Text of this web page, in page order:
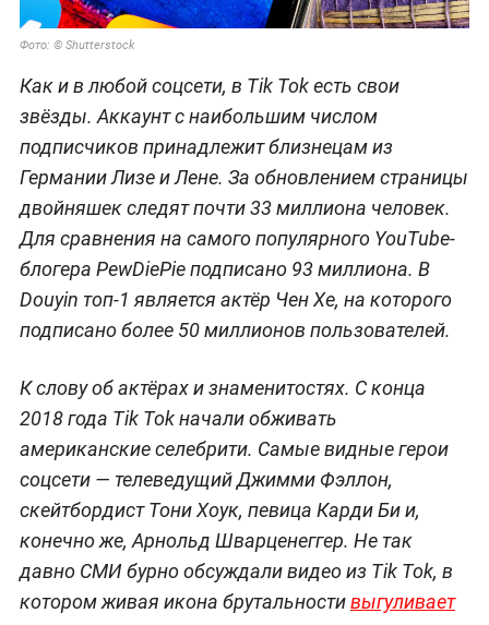
Фото: © Shutterstock
Как и в любой соцсети, в Tik Tok есть свои
звёзды. Аккаунт с наибольшим числом
подписчиков принадлежит близнецам из
Германии Лизе и Лене. За обновлением страницы
двойняшек следят почти 33 миллиона человек.
Для сравнения на самого популярного YouTube-
блогера PewDiePie подписано 93 миллиона. В
Douyin топ-1 является актёр Чен Хе, на которого
подписано более 50 миллионов пользователей.
К слову об актёрах и знаменитостях. С конца
2018 года Tik Tok начали обживать
американские селебрити. Самые видные герои
соцсети — телеведущий Джимми Фэллон,
скейтбордист Тони Хоук, певица Карди Би и,
конечно же, Арнольд Шварценеггер. Не так
давно СМИ бурно обсуждали видео из Tik Tok, в
котором живая икона брутальностивыгуливает